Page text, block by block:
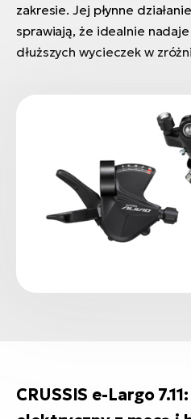
zakresie. Jej płynne
sprawiają, że idealnie
dłuższych wycieczek w
CRUSSIS e-Largo